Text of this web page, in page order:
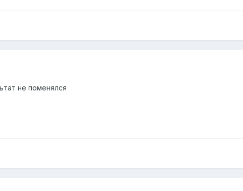
не поменялся